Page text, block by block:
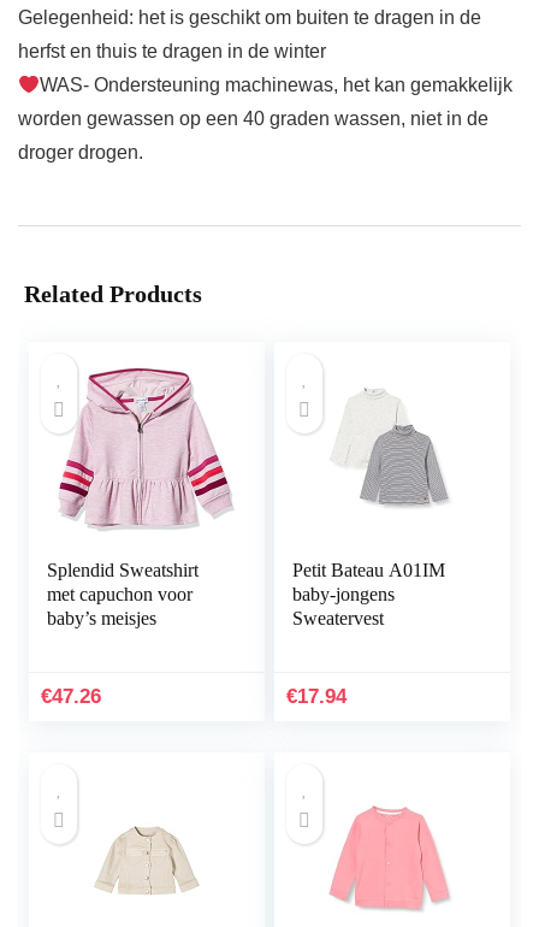
Gelegenheid: het is geschikt om buiten te dragen in de
herfst en thuis te dragen in de winter
WAS- Ondersteuning machinewas, het kan gemakkelijk
worden gewassen op een 40 graden wassen, niet in de
droger drogen.
Related Products
Splendid Sweatshirt
met capuchon voor
baby’s meisjes
€47.26
Petit Bateau A01IM
baby-jongens
Sweatervest
€17.94